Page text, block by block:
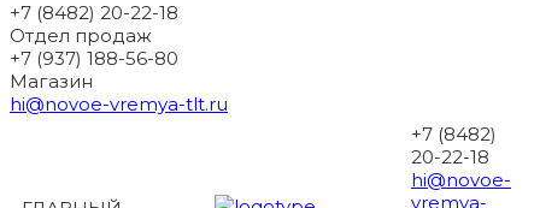
+7 (8482) 20-22-18
Отдел продаж
+7 (937) 188-56-80
Магазин
hi@novoe-vremya-tlt.ru
+7 (8482)
20-22-18
hi@novoe-
vremya-